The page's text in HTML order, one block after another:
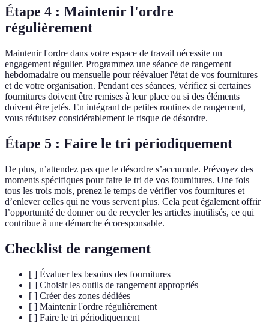
Étape 4 : Maintenir l'ordre
régulièrement
Maintenir l'ordre dans votre espace de travail nécessite un
engagement régulier. Programmez une séance de rangement
hebdomadaire ou mensuelle pour réévaluer l'état de vos fournitures
et de votre organisation. Pendant ces séances, vérifiez si certaines
fournitures doivent être remises à leur place ou si des éléments
doivent être jetés. En intégrant de petites routines de rangement,
vous réduisez considérablement le risque de désordre.
Étape 5 : Faire le tri périodiquement
De plus, n’attendez pas que le désordre s’accumule. Prévoyez des
moments spécifiques pour faire le tri de vos fournitures. Une fois
tous les trois mois, prenez le temps de vérifier vos fournitures et
d’enlever celles qui ne vous servent plus. Cela peut également offrir
l’opportunité de donner ou de recycler les articles inutilisés, ce qui
contribue à une démarche écoresponsable.
Checklist de rangement
[ ] Évaluer les besoins des fournitures
[ ] Choisir les outils de rangement appropriés
[ ] Créer des zones dédiées
[ ] Maintenir l'ordre régulièrement
[ ] Faire le tri périodiquement